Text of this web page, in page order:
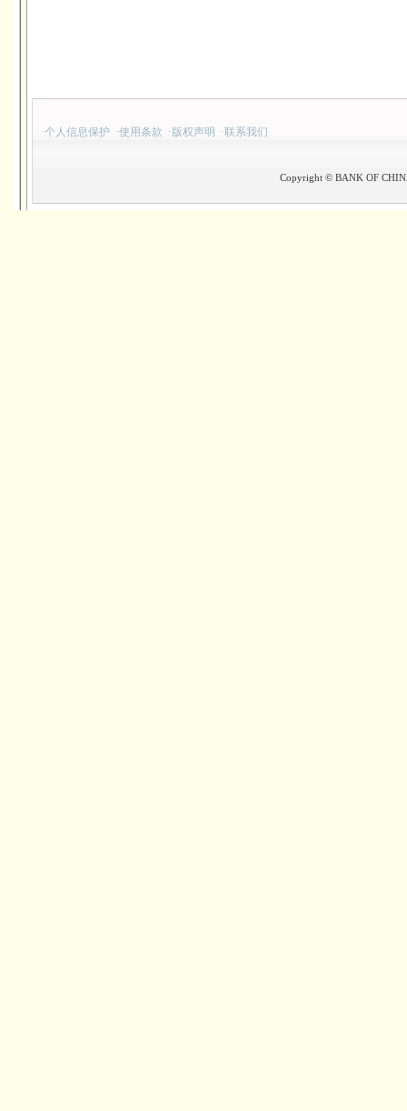
·个人信息保护 ·使用条款 · 版权声明 ·联系我们
Copyright © BANK OF